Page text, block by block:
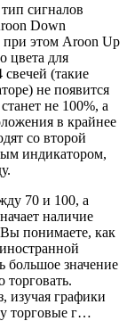
сигналов
Down
при этом Aroon Up
цвета для
(такие
не появится
не 100%, а
в крайнее
со второй
индикатором,
70 и 100, а
наличие
понимаете, как
большое значение
торговать.
изучая графики
торговые г…